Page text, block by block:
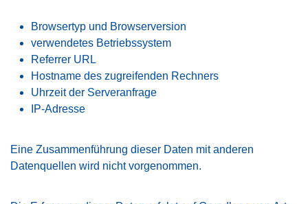
Browsertyp und Browserversion
verwendetes Betriebssystem
Referrer URL
Hostname des zugreifenden Rechners
Uhrzeit der Serveranfrage
IP-Adresse
Eine Zusammenführung dieser Daten mit anderen
Datenquellen wird nicht vorgenommen.